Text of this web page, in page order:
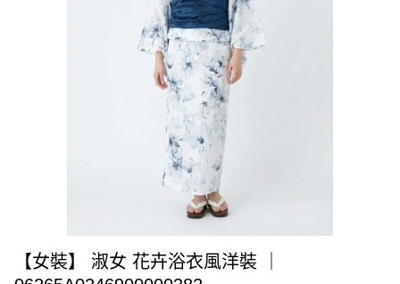
【女裝】 淑女 花卉浴衣風洋裝 ｜